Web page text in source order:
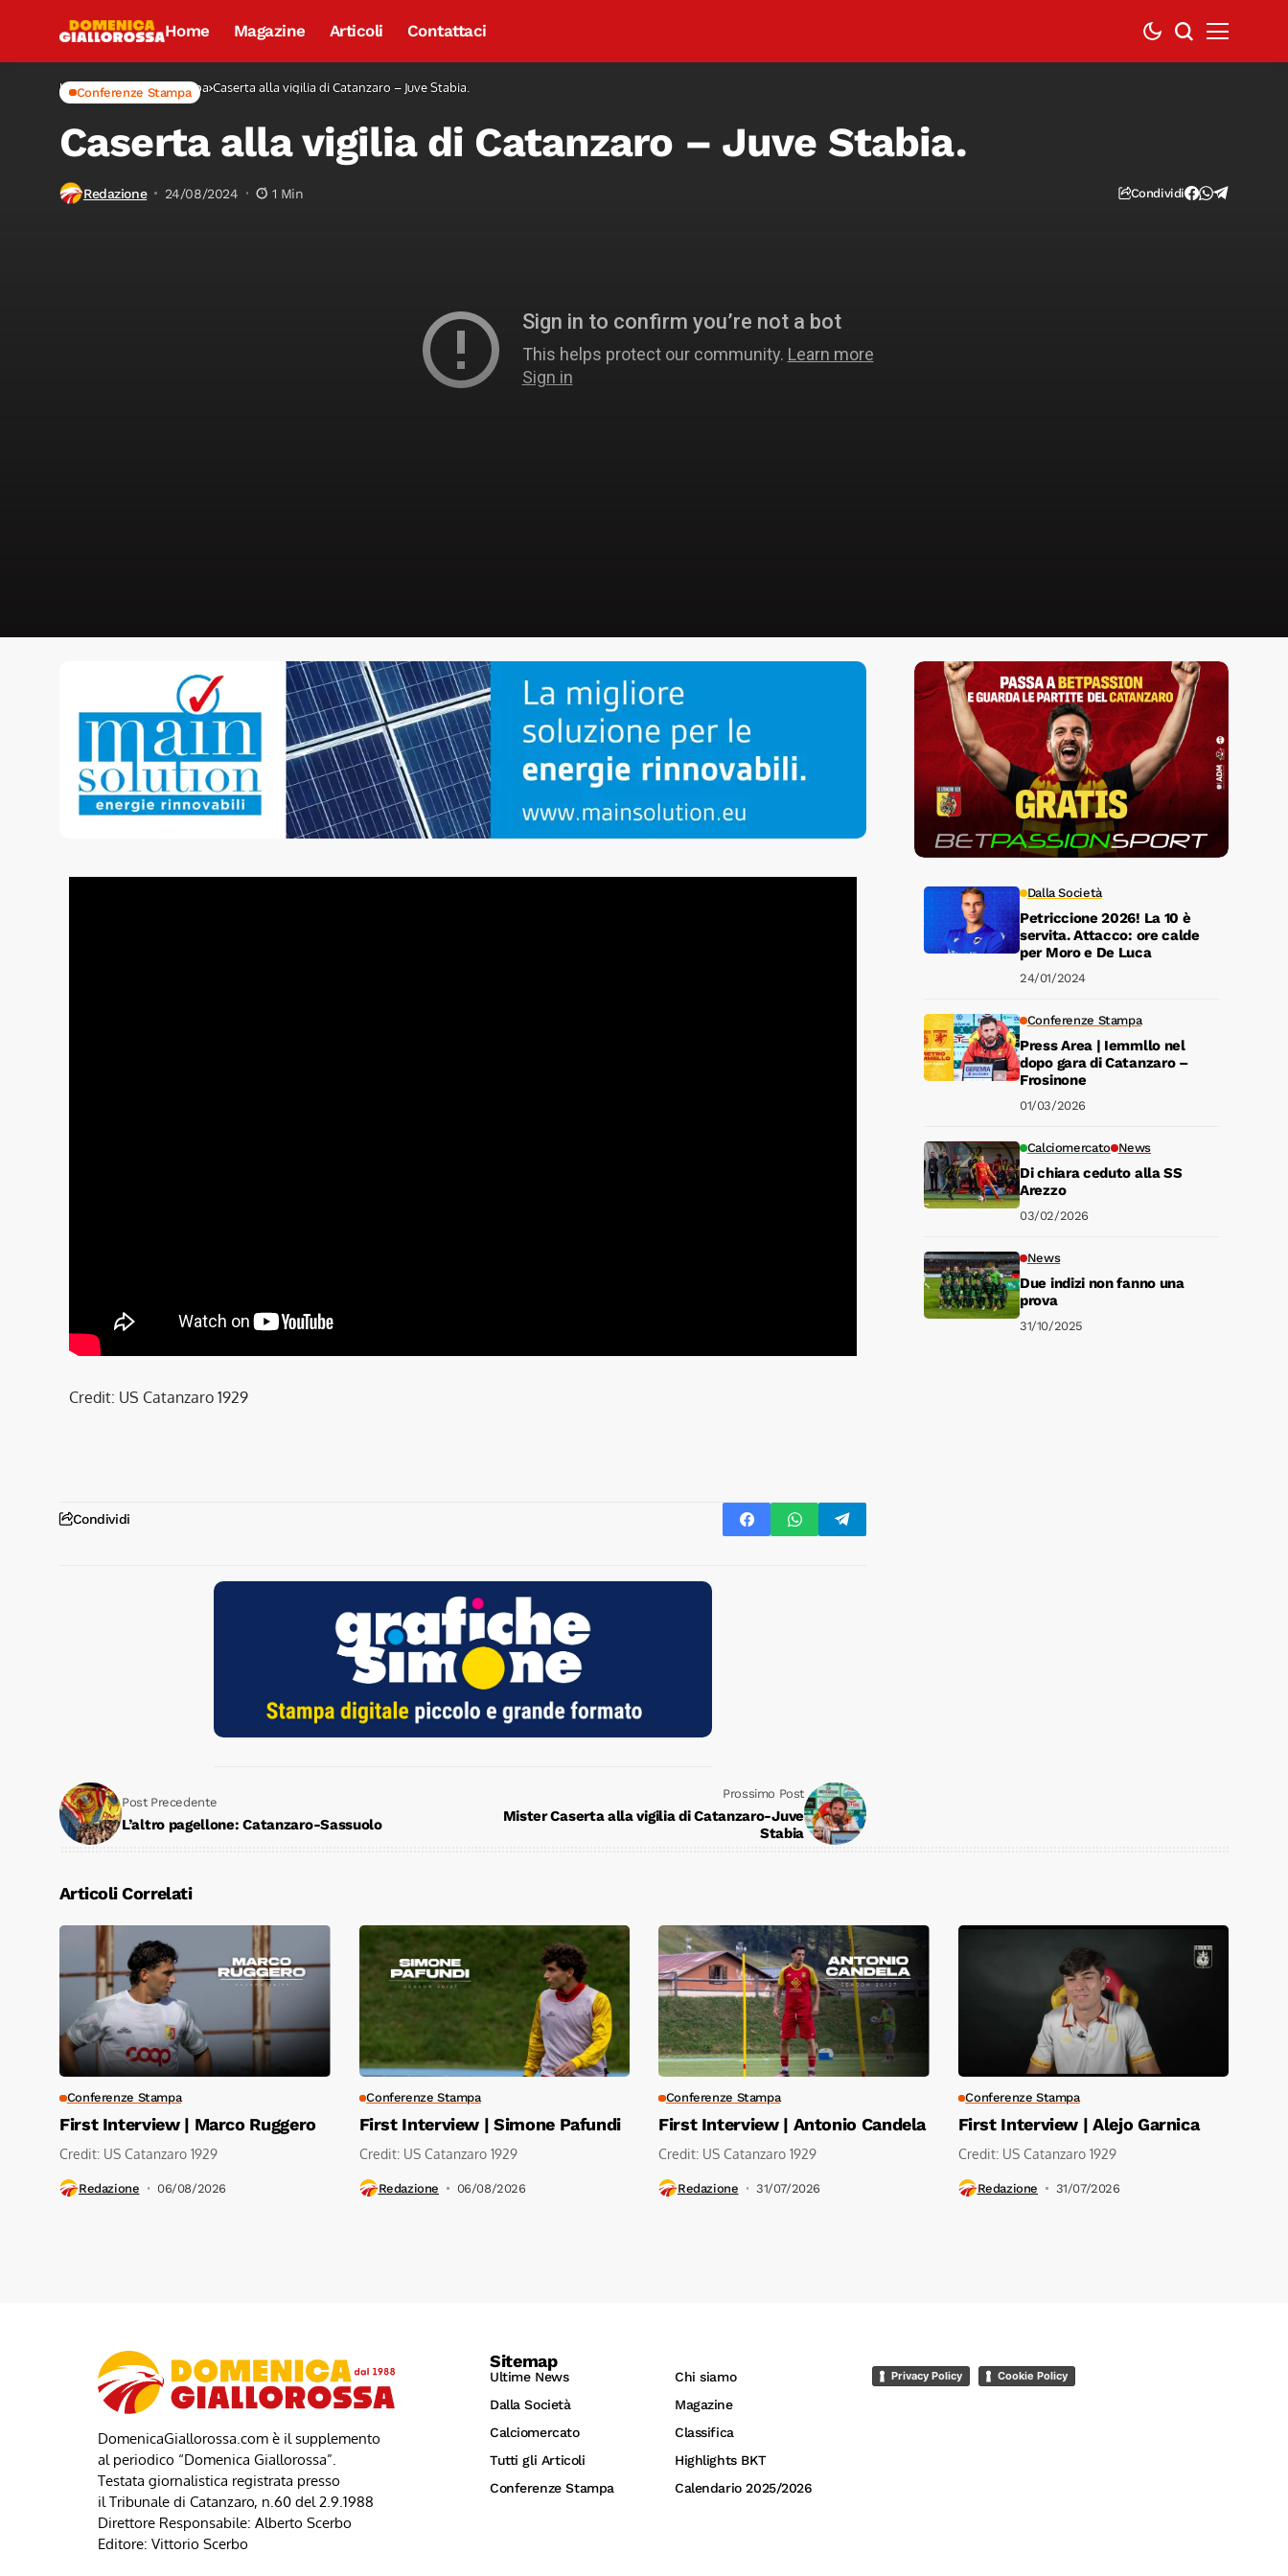
Home Magazine Articoli Contattaci
Home Conferenze Stampa Caserta alla vigilia di Catanzaro – Juve Stabia.
Conferenze Stampa
Caserta alla vigilia di Catanzaro – Juve Stabia.
Redazione 24/08/2024 1 Min Condividi
Credit: US Catanzaro 1929
Condividi
Post Precedente
L’altro pagellone: Catanzaro-Sassuolo
Prossimo Post
Mister Caserta alla vigilia di Catanzaro-Juve
Stabia
Dalla Società
Petriccione 2026! La 10 è
servita. Attacco: ore calde
per Moro e De Luca
24/01/2024
Conferenze Stampa
Press Area | Iemmllo nel
dopo gara di Catanzaro –
Frosinone
01/03/2026
Calciomercato News
Di chiara ceduto alla SS
Arezzo
03/02/2026
News
Due indizi non fanno una
prova
31/10/2025
Articoli Correlati
Conferenze Stampa
First Interview | Marco Ruggero
Credit: US Catanzaro 1929
Redazione 06/08/2026
Conferenze Stampa
First Interview | Simone Pafundi
Credit: US Catanzaro 1929
Redazione 06/08/2026
Conferenze Stampa
First Interview | Antonio Candela
Credit: US Catanzaro 1929
Redazione 31/07/2026
Conferenze Stampa
First Interview | Alejo Garnica
Credit: US Catanzaro 1929
Redazione 31/07/2026
DomenicaGiallorossa.com è il supplemento
al periodico “Domenica Giallorossa”.
Testata giornalistica registrata presso
il Tribunale di Catanzaro, n.60 del 2.9.1988
Direttore Responsabile: Alberto Scerbo
Editore: Vittorio Scerbo
Sitemap
Ultime News
Chi siamo
Dalla Società
Magazine
Calciomercato
Classifica
Tutti gli Articoli
Highlights BKT
Conferenze Stampa
Calendario 2025/2026
Privacy Policy Cookie Policy